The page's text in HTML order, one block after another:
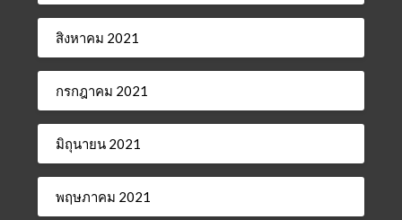
สิงหาคม 2021
กรกฎาคม 2021
มิถุนายน 2021
พฤษภาคม 2021